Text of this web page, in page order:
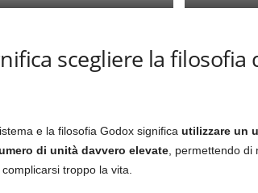
scegliere la
e la filosofia Godox significa utilizzare un
di unità davvero elevate, permettendo di
troppo la vita.